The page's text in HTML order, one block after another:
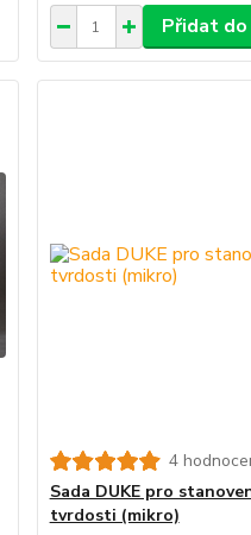
Přidat do
4
Sada DUKE pro
tvrdosti (mikro)